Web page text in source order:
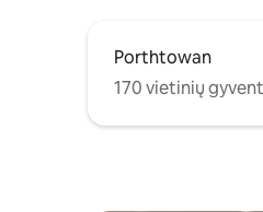
Porthtowan
170 vietinių